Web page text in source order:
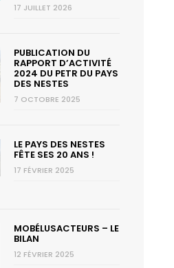
17 JUILLET 2026
PUBLICATION DU
RAPPORT D’ACTIVITÉ
2024 DU PETR DU PAYS
DES NESTES
7 OCTOBRE 2025
LE PAYS DES NESTES
FÊTE SES 20 ANS !
17 FÉVRIER 2025
MOBÉLUSACTEURS – LE
BILAN
12 FÉVRIER 2025